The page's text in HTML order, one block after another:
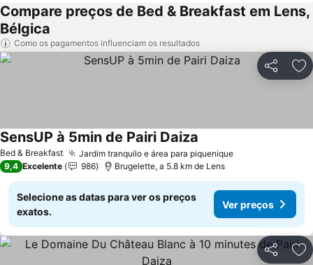
Compare preços de Bed & Breakfast em Lens,
Bélgica
Como os pagamentos influenciam os resultados
Partilhar
Bed & Breakfast Jardim tranquilo e área para piquenique
SensUP à 5min de Pairi Daiza
9,4 Excelente 986 Brugelette, a 5.8 km de Lens
Selecione as datas para ver os preços
exatos.
Ver preços
Partilhar